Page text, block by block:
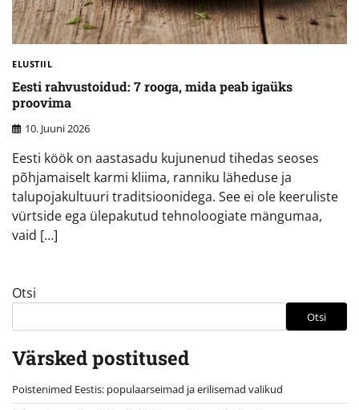
ELUSTIIL
Eesti rahvustoidud: 7 rooga, mida peab igaüks
proovima
10. Juuni 2026
Eesti köök on aastasadu kujunenud tihedas seoses
põhjamaiselt karmi kliima, ranniku läheduse ja
talupojakultuuri traditsioonidega. See ei ole keeruliste
vürtside ega ülepakutud tehnoloogiate mängumaa,
vaid […]
Otsi
Otsi
Värsked postitused
Poistenimed Eestis: populaarseimad ja erilisemad valikud